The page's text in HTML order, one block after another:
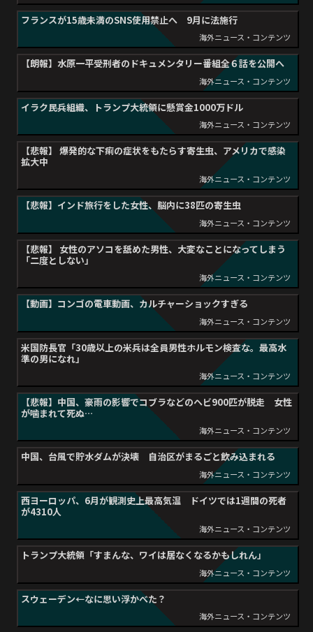
フランスが15歳未満のSNS使用禁止へ 9月に法施行
海外ニュース・コンテンツ
【朗報】水原一平受刑者のドキュメンタリー番組全６話を公開へ
海外ニュース・コンテンツ
イラク民兵組織、トランプ大統領に懸賞金1000万ドル
海外ニュース・コンテンツ
【悲報】 爆発的な下痢の症状をもたらす寄生虫、アメリカで感染
拡大中
海外ニュース・コンテンツ
【悲報】インド旅行をした女性、脳内に38匹の寄生虫
海外ニュース・コンテンツ
【悲報】 女性のアソコを舐めた男性、大変なことになってしまう
「二度としない」
海外ニュース・コンテンツ
【動画】コンゴの電車動画、カルチャーショックすぎる
海外ニュース・コンテンツ
米国防長官「30歳以上の米兵は全員男性ホルモン検査な。最高水
準の男になれ」
海外ニュース・コンテンツ
【悲報】中国、豪雨の影響でコブラなどのヘビ900匹が脱走 女性
が噛まれて死ぬ…
海外ニュース・コンテンツ
中国、台風で貯水ダムが決壊 自治区がまるごと飲み込まれる
海外ニュース・コンテンツ
西ヨーロッパ、6月が観測史上最高気温 ドイツでは1週間の死者
が4310人
海外ニュース・コンテンツ
トランプ大統領「すまんな、ワイは居なくなるかもしれん」
海外ニュース・コンテンツ
スウェーデン←なに思い浮かべた？
海外ニュース・コンテンツ